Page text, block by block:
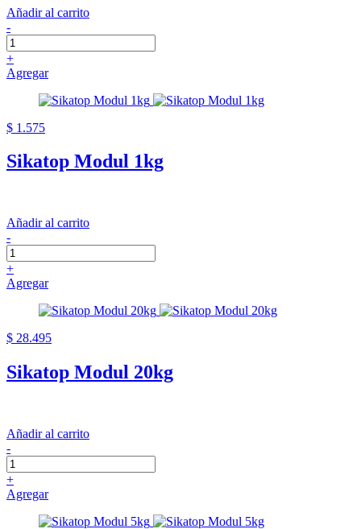
Añadir al carrito
-
+
Agregar
$ 1.575
Sikatop Modul 1kg
Añadir al carrito
-
+
Agregar
$ 28.495
Sikatop Modul 20kg
Añadir al carrito
-
+
Agregar